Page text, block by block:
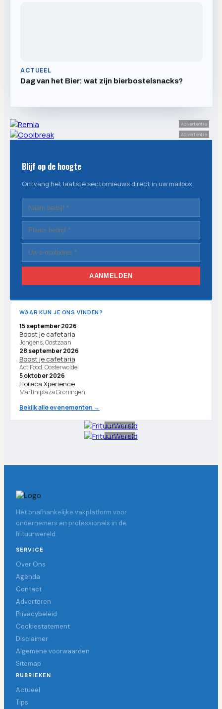
ACTUEEL
Dag van het Bier: wat zijn bierbostelsnacks?
Advertentie
Advertentie
Blijf op de hoogte
Ontvang het laatste sectornieuws direct in uw mailbox.
AANMELDEN
WAAR KUN JE ONS VINDEN?
15 september 2026
Boost je cafetaria
Jongens, Oostzaan
28 september 2026
Boost je cafetaria
ActiFood, Oosterwolde
5 oktober 2026
Horeca Xperience
Martiniplaza Groningen
Bekijk alle evenementen →
Advertentie
Advertentie
Hét onafhankelijke vakplatform voor
ondernemers en professionals in de
frituurwereld.
SERVICE
Over Ons
Agenda
Contact
Adverteren
Privacybeleid
Cookiestatement
Disclaimer
Algemene voorwaarden
Sitemap
RUBRIEKEN
Actueel
Tips